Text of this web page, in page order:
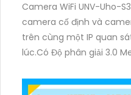
Camera WiFi UNV-Uho-
camera cố định và
trên cùng một IP quan
lúc.Có Độ phân giải 3.0
sáng ấm lên đến 10m.